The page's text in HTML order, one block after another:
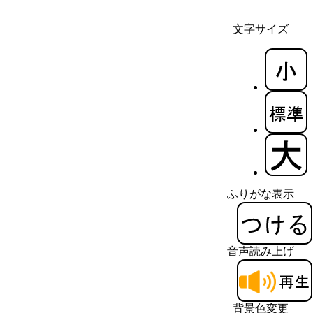
文字サイズ
ふりがな表示
音声読み上げ
背景色変更